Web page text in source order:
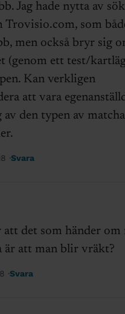
Jag hade nytta av
Trovisio.com, som
men också bryr sig
(genom ett test/
Kan verkligen
att vara
av den typen av
Svara
att det som händer om
är att man blir vräkt?
Svara